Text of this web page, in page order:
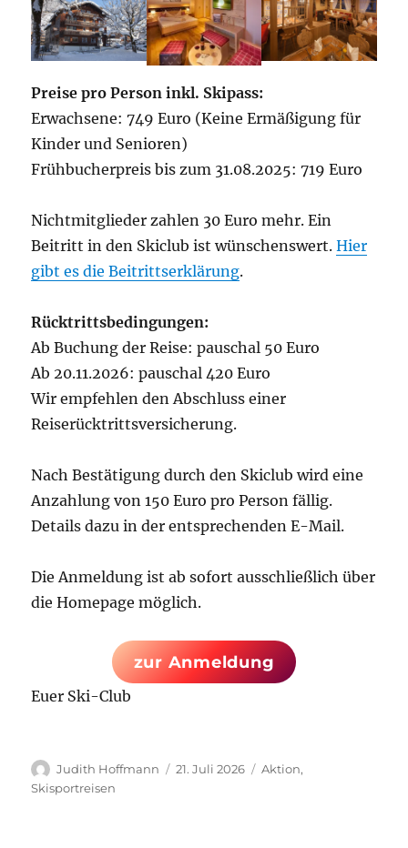
Preise pro Person inkl. Skipass:
Erwachsene: 749 Euro (Keine Ermäßigung für
Kinder und Senioren)
Frühbucherpreis bis zum 31.08.2025: 719 Euro
Nichtmitglieder zahlen 30 Euro mehr. Ein
Beitritt in den Skiclub ist wünschenswert.Hier
gibt es die Beitrittserklärung.
Rücktrittsbedingungen:
Ab Buchung der Reise: pauschal 50 Euro
Ab 20.11.2026: pauschal 420 Euro
Wir empfehlen den Abschluss einer
Reiserücktrittsversicherung.
Nach Bestätigung durch den Skiclub wird eine
Anzahlung von 150 Euro pro Person fällig.
Details dazu in der entsprechenden E-Mail.
Die Anmeldung ist ab sofort ausschließlich über
die Homepage möglich.
zur Anmeldung
Euer Ski-Club
Autor
Judith Hoffmann
Veröffentlicht
21. Juli 2026 Kategorien
Aktion,
Skisportreisen